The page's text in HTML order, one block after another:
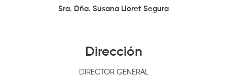
Sra. Dña. Susana Lloret Segura
Dirección
DIRECTOR GENERAL